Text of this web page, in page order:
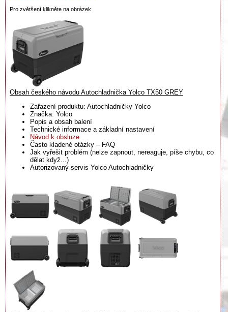
Pro zvětšení klikněte na obrázek
Obsah českého návodu Autochladnička Yolco TX50 GREY
Zařazení produktu: Autochladničky Yolco
Značka: Yolco
Popis a obsah balení
Technické informace a základní nastavení
Návod k obsluze
Často kladené otázky – FAQ
Jak vyřešit problém (nelze zapnout, nereaguje, píše chybu, co
dělat když...)
Autorizovaný servis Yolco Autochladničky